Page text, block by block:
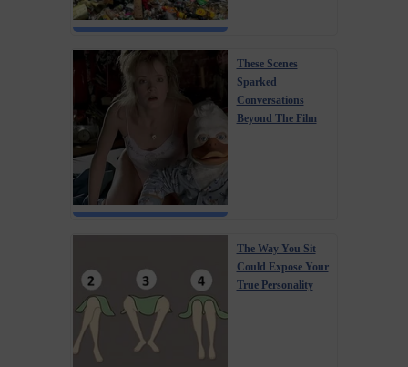
These Scenes
Sparked
Conversations
Beyond The Film
The Way You Sit
Could Expose Your
True Personality